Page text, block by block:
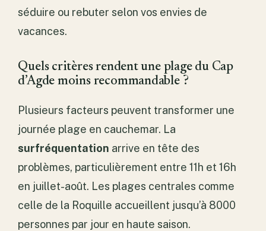
séduire ou rebuter selon vos envies de
vacances.
Quels critères rendent une plage du Cap
d’Agde moins recommandable ?
Plusieurs facteurs peuvent transformer une
journée plage en cauchemar. La
surfréquentation arrive en tête des
problèmes, particulièrement entre 11h et 16h
en juillet-août. Les plages centrales comme
celle de la Roquille accueillent jusqu’à 8000
personnes par jour en haute saison.